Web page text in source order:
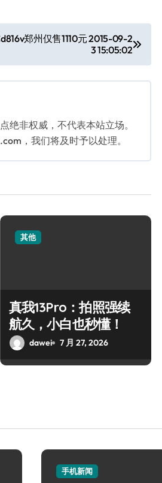
郑州仅售1110元 2015-09-2
3 15:05:02
绝非权威，不代表本站立场。
，我们将及时予以处理。
其他
真我13Pro：拍照强续
航久，小白也秒懂！
dawei 7 月 27, 2026
手机新闻